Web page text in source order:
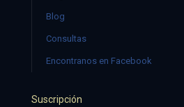
Blog
Consultas
Encontranos en Facebook
Suscripción